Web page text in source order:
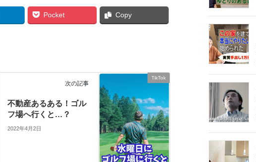
Pocket Copy
TikTok
次の記事
不動産あるある！ゴル
フ場へ行くと…？
2022年4月2日